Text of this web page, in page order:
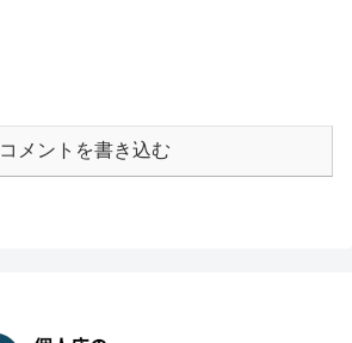
コメントを書き込む